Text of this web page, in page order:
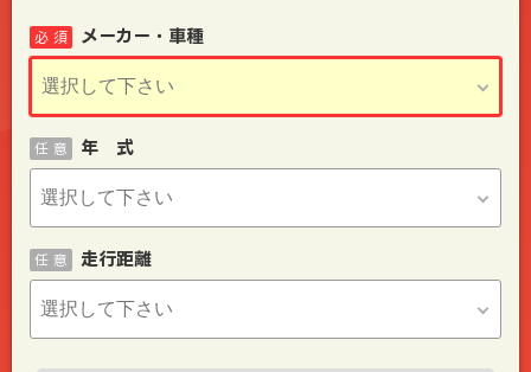
メーカー・車種
必 須
年 式
任 意
走行距離
任 意